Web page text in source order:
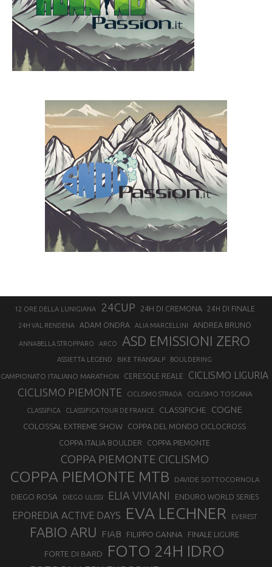
12 ORE DELLA LUNIGIANA 24CUP 24H DI CREMONA 24H DI FINALE
24H VAL RENDENA ADAM ONDRA ALIA MARCELLINI ANDREA BRUNO
ANNABELLA STROPPARO ARCO ASD EMISSIONI ZERO
ASSIETTA LEGEND BIKE TRANSALP BOULDERING
CAMPIONATO ITALIANO MARATHON CERESOLE REALE CICLISMO LIGURIA
CICLISMO PIEMONTE CICLISMO STRADA CICLISMO TOSCANA
CLASSIFICA CLASSIFICA TOUR DE FRANCE CLASSIFICHE COGNE
COLOSSAL EXTREME SHOW
COPPA DEL MONDO CICLOCROSS
COPPA ITALIA BOULDER
COPPA PIEMONTE
COPPA PIEMONTE CICLISMO
COPPA PIEMONTE MTB DAVIDE SOTTOCORNOLA
DIEGO ROSA DIEGO ULISSI ELIA VIVIANI ENDURO WORLD SERIES
EPOREDIA ACTIVE DAYS EVA LECHNER EVEREST
FABIO ARU FIAB FILIPPO GANNA FINALE LIGURE
FORTE DI BARD FOTO 24H IDRO